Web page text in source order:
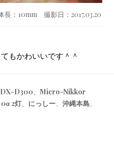
：10mm 撮影日：2017.03.20
もかわいいです＾＾
D300、 Micro-Nikkor
2灯、 にっしー、 沖縄本島、